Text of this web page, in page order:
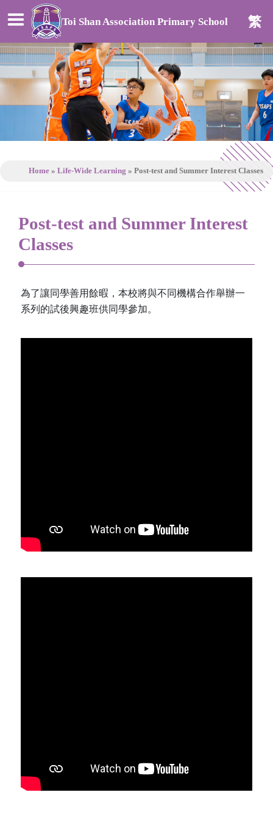
Toi Shan Association Primary School 繁
Home » Life-Wide Learning » Post-test and Summer Interest Classes
Post-test and Summer Interest
Classes
為了讓同學善用餘暇，本校將與不同機構合作舉辦一
系列的試後興趣班供同學參加。